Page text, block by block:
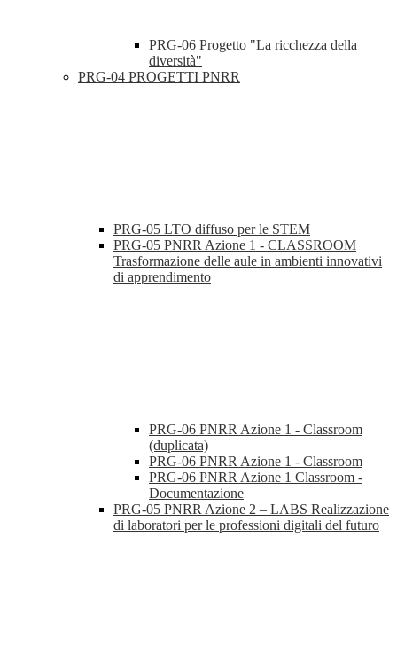
PRG-06 Progetto "La ricchezza della
diversità"
PRG-04 PROGETTI PNRR
PRG-05 LTO diffuso per le STEM
PRG-05 PNRR Azione 1 - CLASSROOM
Trasformazione delle aule in ambienti innovativi
di apprendimento
PRG-06 PNRR Azione 1 - Classroom
(duplicata)
PRG-06 PNRR Azione 1 - Classroom
PRG-06 PNRR Azione 1 Classroom -
Documentazione
PRG-05 PNRR Azione 2 – LABS Realizzazione
di laboratori per le professioni digitali del futuro